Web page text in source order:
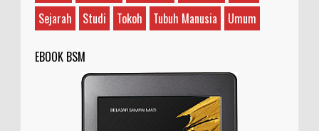
Sejarah
Studi Tokoh Tubuh Manusia Umum
EBOOK BSM